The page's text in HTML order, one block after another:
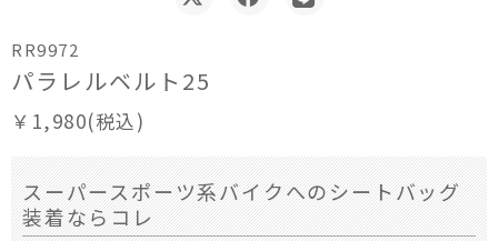
RR9972
パラレルベルト25
￥1,980(税込)
スーパースポーツ系バイクへのシートバッグ
装着ならコレ